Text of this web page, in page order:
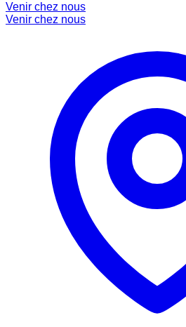
Venir chez nous
Venir chez nous